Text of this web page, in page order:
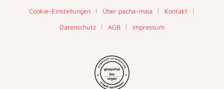
Cookie-Einstellungen Über pacha-maia
Kontakt
Datenschutz
AGB Impressum